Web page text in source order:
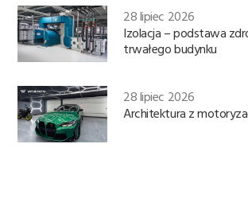
28 lipiec 2026
Izolacja – podstawa
trwałego budynku
28 lipiec 2026
Architektura z